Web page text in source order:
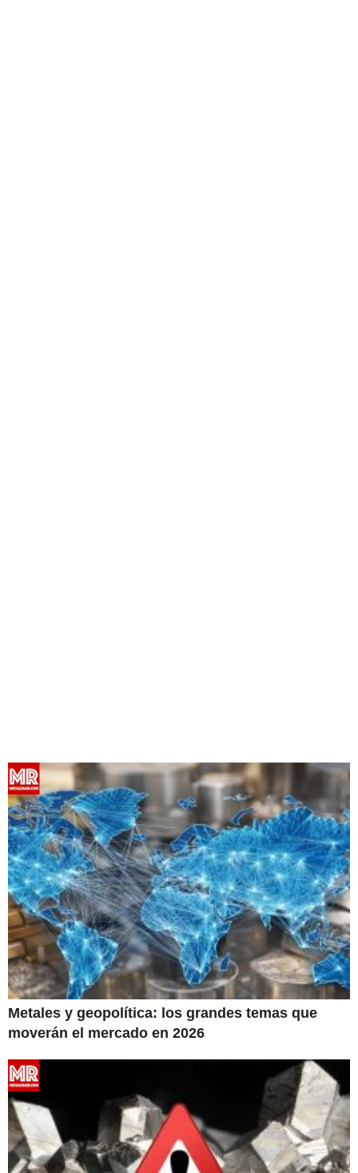
Metales y geopolítica: los grandes temas que
moverán el mercado en 2026